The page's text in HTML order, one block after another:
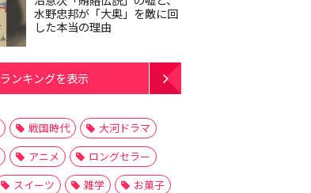
水野忠邦が「大奥」を敵に回
した本当の理由
ランキングを表示
戦国時代
大河ドラマ
アニメ
ロングセラー
スイーツ 雑学
お菓子